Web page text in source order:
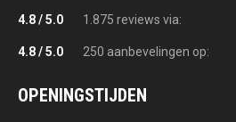
4.8 / 5.0 1.875 reviews via:
4.8 / 5.0 250 aanbevelingen op:
OPENINGSTIJDEN